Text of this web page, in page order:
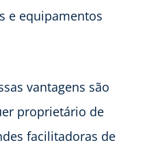
e equipamentos
vantagens são
proprietário de
facilitadoras de